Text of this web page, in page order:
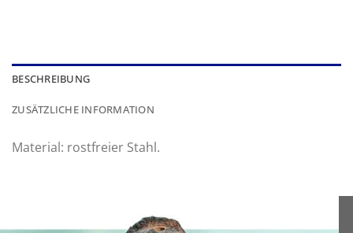
BESCHREIBUNG
ZUSÄTZLICHE INFORMATION
Material: rostfreier Stahl.